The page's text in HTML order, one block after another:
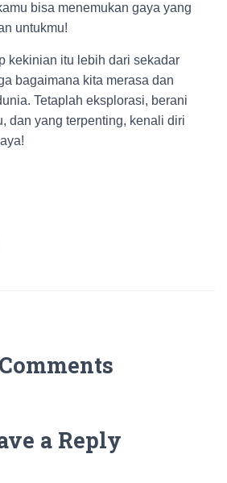
bisa menemukan gaya yang
untukmu!
kekinian itu lebih dari sekadar
bagaimana kita merasa dan
Tetaplah eksplorasi, berani
dan yang terpenting, kenali diri
a Reply